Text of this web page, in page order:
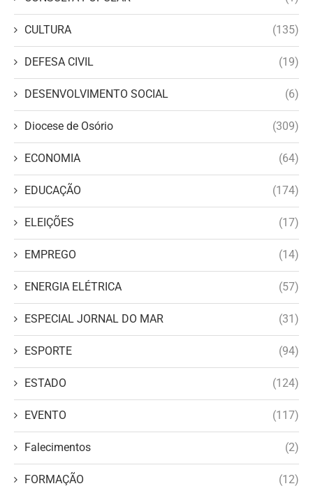
CULTURA (135)
DEFESA CIVIL (19)
DESENVOLVIMENTO SOCIAL (6)
Diocese de Osório (309)
ECONOMIA (64)
EDUCAÇÃO (174)
ELEIÇÕES (17)
EMPREGO (14)
ENERGIA ELÉTRICA (57)
ESPECIAL JORNAL DO MAR (31)
ESPORTE (94)
ESTADO (124)
EVENTO (117)
Falecimentos (2)
FORMAÇÃO (12)